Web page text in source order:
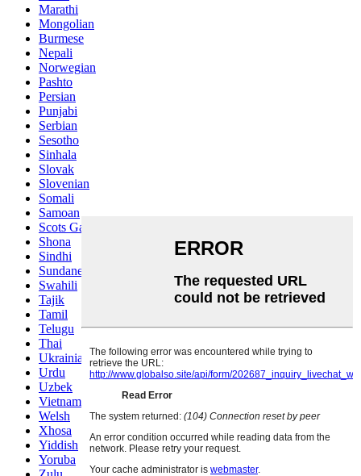
Marathi
Mongolian
Burmese
Nepali
Norwegian
Pashto
Persian
Punjabi
Serbian
Sesotho
Sinhala
Slovak
Slovenian
Somali
Samoan
Scots Gaelic
Shona
Sindhi
Sundanese
Swahili
Tajik
Tamil
Telugu
Thai
Ukrainian
Urdu
Uzbek
Vietnamese
Welsh
Xhosa
Yiddish
Yoruba